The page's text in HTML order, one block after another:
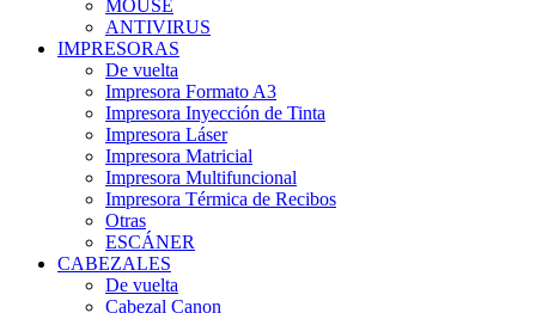
MOUSE
ANTIVIRUS
IMPRESORAS
De vuelta
Impresora Formato A3
Impresora Inyección de Tinta
Impresora Láser
Impresora Matricial
Impresora Multifuncional
Impresora Térmica de Recibos
Otras
ESCÁNER
CABEZALES
De vuelta
Cabezal Canon